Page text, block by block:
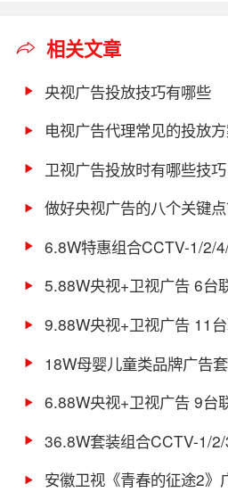
相关文章
央视广告投放技巧有哪些
电视广告代理常见的投放
​卫视广告投放时有哪些技巧
做好央视广告的八个关键点
6.8W特惠组合CCTV-1/2/
告方案
5.88W央视+卫视广告 6台
9.88W央视+卫视广告 11
18W母婴儿童类品牌广告
6.88W央视+卫视广告 9台
36.8W套装组合CCTV-1/
安徽卫视《青春的征途2》